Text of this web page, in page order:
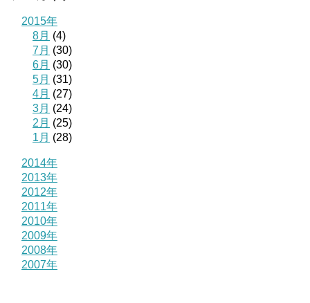
2015年
8月 (4)
7月 (30)
6月 (30)
5月 (31)
4月 (27)
3月 (24)
2月 (25)
1月 (28)
2014年
2013年
2012年
2011年
2010年
2009年
2008年
2007年